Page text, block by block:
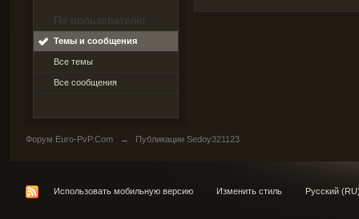
По пользователю
Темы и сообщения
Все темы
Все сообщения
Форум Euro-PvP.Com → Публикации Sedoy321123
Использовать мобильную версию Изменить стиль Русский